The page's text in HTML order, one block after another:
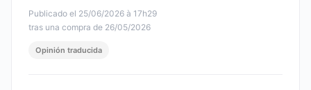
Publicado el 25/06/2026 à 17h29
tras una compra de 26/05/2026
Opinión traducida